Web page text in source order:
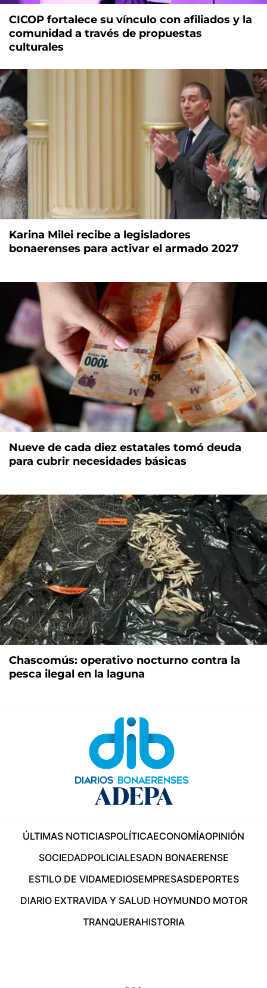
CICOP fortalece su vínculo con afiliados y la
comunidad a través de propuestas
culturales
Karina Milei recibe a legisladores
bonaerenses para activar el armado 2027
Nueve de cada diez estatales tomó deuda
para cubrir necesidades básicas
Chascomús: operativo nocturno contra la
pesca ilegal en la laguna
ÚLTIMAS NOTICIASPOLÍTICAECONOMÍAOPINIÓN
SOCIEDADPOLICIALESADN BONAERENSE
ESTILO DE VIDAMEDIOSEMPRESASDEPORTES
DIARIO EXTRAVIDA Y SALUD HOYMUNDO MOTOR
TRANQUERAHISTORIA